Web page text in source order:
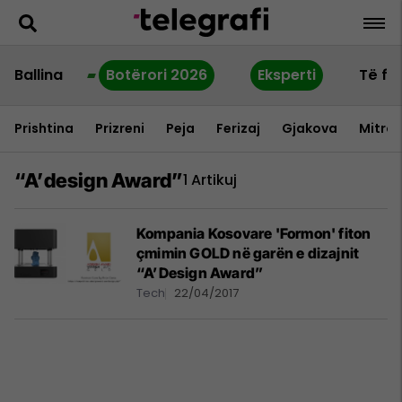
Ballina Botërori 2026 Eksperti Të
Prishtina Prizreni Peja Ferizaj Gjakova
“a’design Award”1 Artikuj
Kompania Kosovare 'Formon' fiton
çmimin GOLD në garën e dizajnit
“A’Design Award”
Tech 22/04/2017